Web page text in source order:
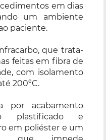
em dias
um ambiente
paciente.
que trata-
feitas em fibra de
com isolamento
200ºC.
por acabamento
plastificado e
em poliéster e um